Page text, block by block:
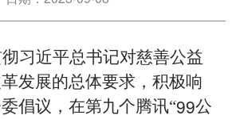
习近平总书记对慈善公益
发展的总体要求，积极响
倡议，在第九个腾讯“99公